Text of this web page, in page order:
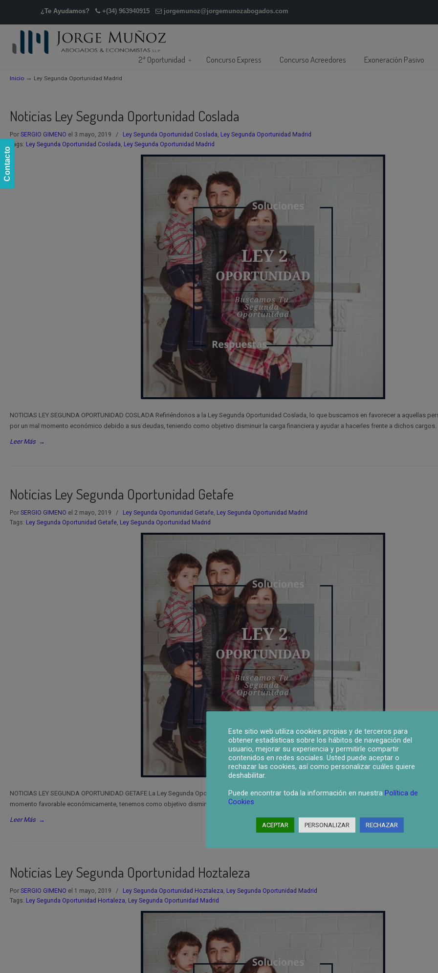
Contacto
¿Te Ayudamos? +(34) 963940915 jorgemunoz@jorgemunozabogados.com
2ª Oportunidad Concurso Express Concurso Acreedores Exoneración Pasivo
Inicio → Ley Segunda Oportunidad Madrid
Noticias Ley Segunda Oportunidad Coslada
Por SERGIO GIMENO el 3 mayo, 2019 / Ley Segunda Oportunidad Coslada, Ley Segunda Oportunidad Madrid
Tags: Ley Segunda Oportunidad Coslada, Ley Segunda Oportunidad Madrid
NOTICIAS LEY SEGUNDA OPORTUNIDAD COSLADA Refiriéndonos a la Ley Segunda Oportunidad Coslada, lo que buscamos en favorecer a aquellas
por un mal momento económico debido a sus deudas, teniendo como objetivo disminuir la carga financiera y ayudar a hacerles frente a dichos cargos.
Leer Más →
Noticias Ley Segunda Oportunidad Getafe
Por SERGIO GIMENO el 2 mayo, 2019 / Ley Segunda Oportunidad Getafe, Ley Segunda Oportunidad Madrid
Tags: Ley Segunda Oportunidad Getafe, Ley Segunda Oportunidad Madrid
NOTICIAS LEY SEGUNDA OPORTUNIDAD GETAFE La Ley Segunda Oportunidad Getafe da la oportunidad a todas los vecinos de Getafe que debido a
momento favorable económicamente, tenemos como objetivo disminuir la carga financiera que esas deudas han producido y favorecer aportando la
Leer Más →
Noticias Ley Segunda Oportunidad Hoztaleza
Por SERGIO GIMENO el 1 mayo, 2019 / Ley Segunda Oportunidad Hoztaleza, Ley Segunda Oportunidad Madrid
Tags: Ley Segunda Oportunidad Hortaleza, Ley Segunda Oportunidad Madrid
Este sitio web utiliza cookies propias y de terceros para
obtener estadísticas sobre los hábitos de navegación del
usuario, mejorar su experiencia y permitirle compartir
contenidos en redes sociales. Usted puede aceptar o
rechazar las cookies, así como personalizar cuáles quiere
deshabilitar.
Puede encontrar toda la información en nuestra Política de
Cookies
ACEPTAR PERSONALIZAR RECHAZAR